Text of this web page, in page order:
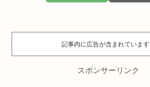
記事内に広告が含まれています
スポンサーリンク